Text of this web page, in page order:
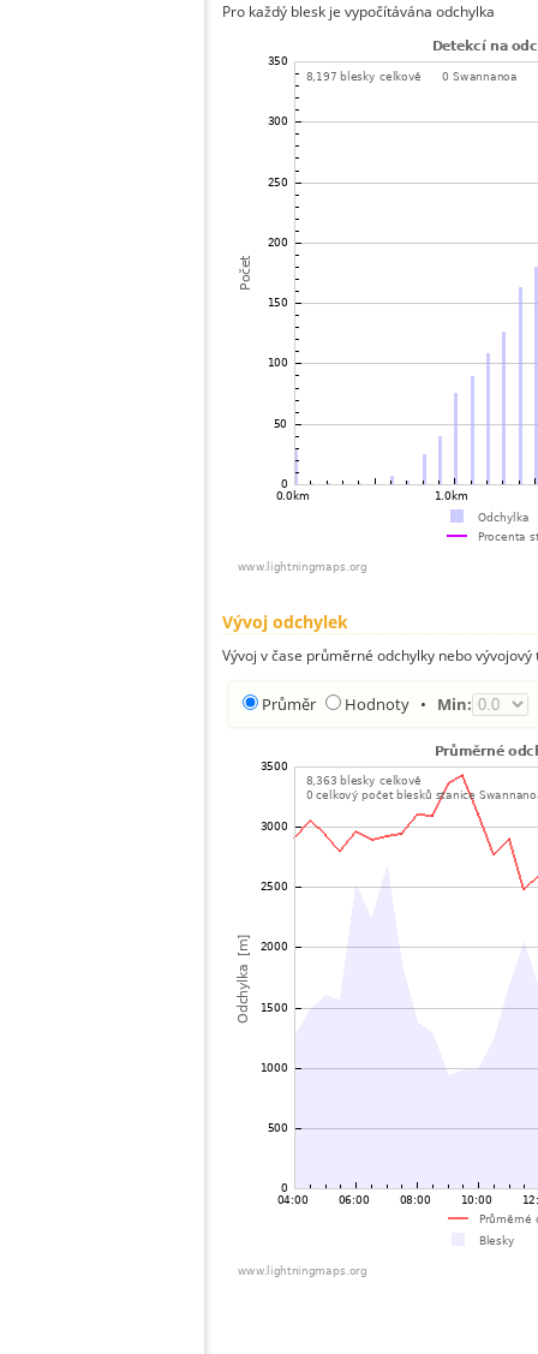
Pro každý blesk je vypočítávána odchylka
Vývoj odchylek
Vývoj v čase průměrné odchylky nebo
Průměr Hodnoty • Min: